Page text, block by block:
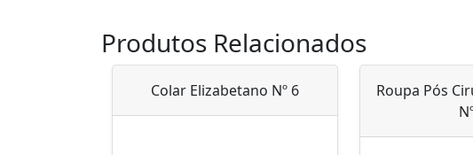
Produtos Relacionados
Colar Elizabetano Nº 6
Roupa Pós